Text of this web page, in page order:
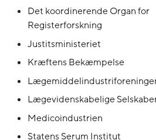
Det koordinerende Organ for
Registerforskning
Justitsministeriet
Kræftens Bekæmpelse
Lægevidenskabelige
Medicoindustrien
Statens Serum Institut